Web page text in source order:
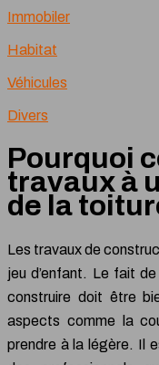
Immobiler
Habitat
Véhicules
Divers
Pourquoi
travaux à
de la
Les travaux de
jeu d’enfant. Le fait
construire doit être
aspects comme la
prendre à la légère. Il